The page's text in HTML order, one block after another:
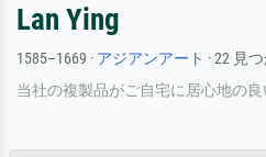
Lan Ying
1585–1669 · アジアンアート · 22 見
当社の複製品がご自宅に居心地の良